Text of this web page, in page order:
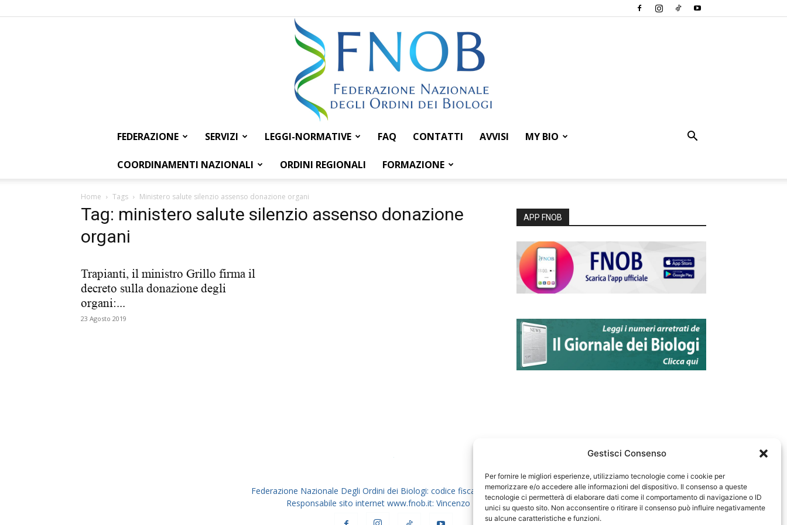
Gestisci Consenso
Per fornire le migliori esperienze, utilizziamo tecnologie come i cookie per
memorizzare e/o accedere alle informazioni del dispositivo. Il consenso a queste
tecnologie ci permetterà di elaborare dati come il comportamento di navigazione o ID
unici su questo sito. Non acconsentire o ritirare il consenso può influire negativamente
su alcune caratteristiche e funzioni.
Federazione
FEDERAZIONE SERVIZI LEGGI-NORMATIVE FAQ CONTATTI AVVISI MY BIO
COORDINAMENTI NAZIONALI ORDINI REGIONALI FORMAZIONE
Home Tags Ministero salute silenzio assenso donazione organi
Tag: ministero salute silenzio assenso donazione
organi
Trapianti, il ministro Grillo firma il
decreto sulla donazione degli
organi:...
23 Agosto 2019
APP FNOB
Federazione Nazionale Degli Ordini dei Biologi: codice fiscale 80069130583
Responsabile sito internet www.fnob.it: Vincenzo D'Anna